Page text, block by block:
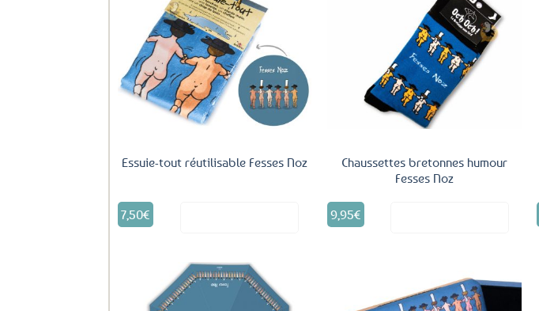
aux
favoris
Essuie-tout réutilisable Fesses Noz
7,50€
Ajouter
Chaussettes bretonnes humour
Fesses Noz
9,95€
Ce
options